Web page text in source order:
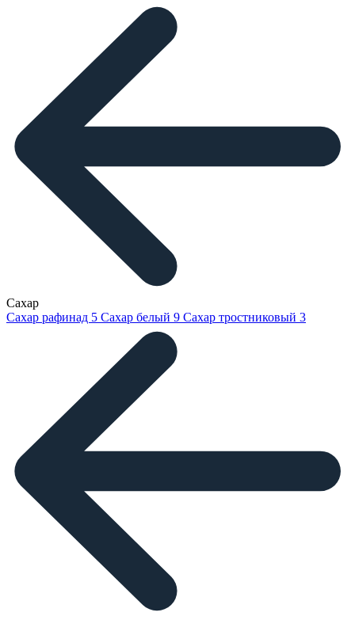
Сахар
Сахар рафинад 5 Сахар белый 9 Сахар тростниковый 3